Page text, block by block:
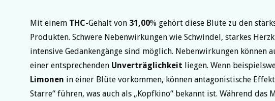
Mit einem THC-Gehalt von 31,00% gehört diese Blüte zu den
Produkten. Schwere Nebenwirkungen wie Schwindel, starkes
intensive Gedankengänge sind möglich. Nebenwirkungen können
einer entsprechenden Unverträglichkeit liegen. Wenn
Limonen in einer Blüte vorkommen, können antagonistische
Starre“ führen, was auch als „Kopfkino“ bekannt ist. Während das